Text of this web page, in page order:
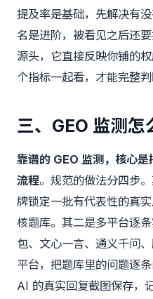
提及率是基础，先解决有
名是进阶，被看见之后还
源头，它直接反映你铺的
个指标一起看，才能完整
三、GEO 监测怎
靠谱的 GEO 监测，核心
流程。规范的做法分四步
牌锁定一批有代表性的真
核题库。其二是多平台逐
包、文心一言、通义千问
平台，把题库里的问题逐
AI 的真实回复截图保存，